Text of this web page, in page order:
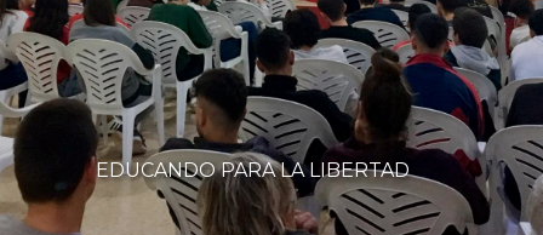
EDUCANDO PARA LA LIBERTAD